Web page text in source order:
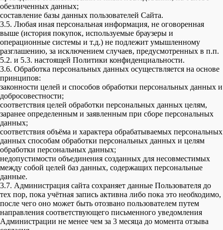
обезличенных данных;
составление базы данных пользователей Сайта.
3.5. Любая иная персональная информация, не оговоренная
выше (история покупок, используемые браузеры и
операционные системы и т.д.) не подлежит умышленному
разглашению, за исключением случаев, предусмотренных в п.п.
5.2. и 5.3. настоящей Политики конфиденциальности.
3.6. Обработка персональных данных осуществляется на основе
принципов:
законности целей и способов обработки персональных данных и
добросовестности;
соответствия целей обработки персональных данных целям,
заранее определенным и заявленным при сборе персональных
данных;
соответствия объёма и характера обрабатываемых персональных
данных способам обработки персональных данных и целям
обработки персональных данных;
недопустимости объединения созданных для несовместимых
между собой целей баз данных, содержащих персональные
данные.
3.7. Администрация сайта сохраняет данные Пользователя до
тех пор, пока учётная запись активна либо пока это необходимо,
после чего оно может быть отозвано пользователем путем
направления соответствующего письменного уведомления
Администрации не менее чем за 3 месяца до момента отзыва